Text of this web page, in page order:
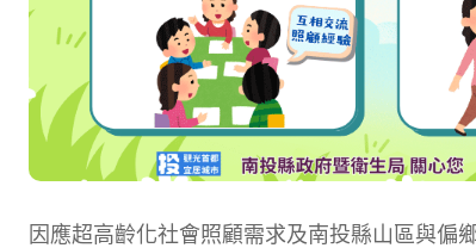
因應超高齡化社會照顧需求及南投縣山區與偏